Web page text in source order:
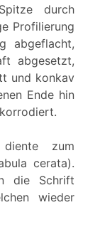
durch
Profilierung
abgeflacht,
abgesetzt,
und konkav
Ende hin
zum
cerata).
die Schrift
wieder